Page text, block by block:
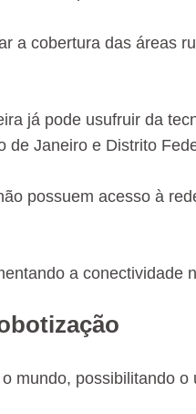
a cobertura das áreas
já pode usufruir da
de Janeiro e Distrito
possuem acesso à
a conectividade
mundo, possibilitando